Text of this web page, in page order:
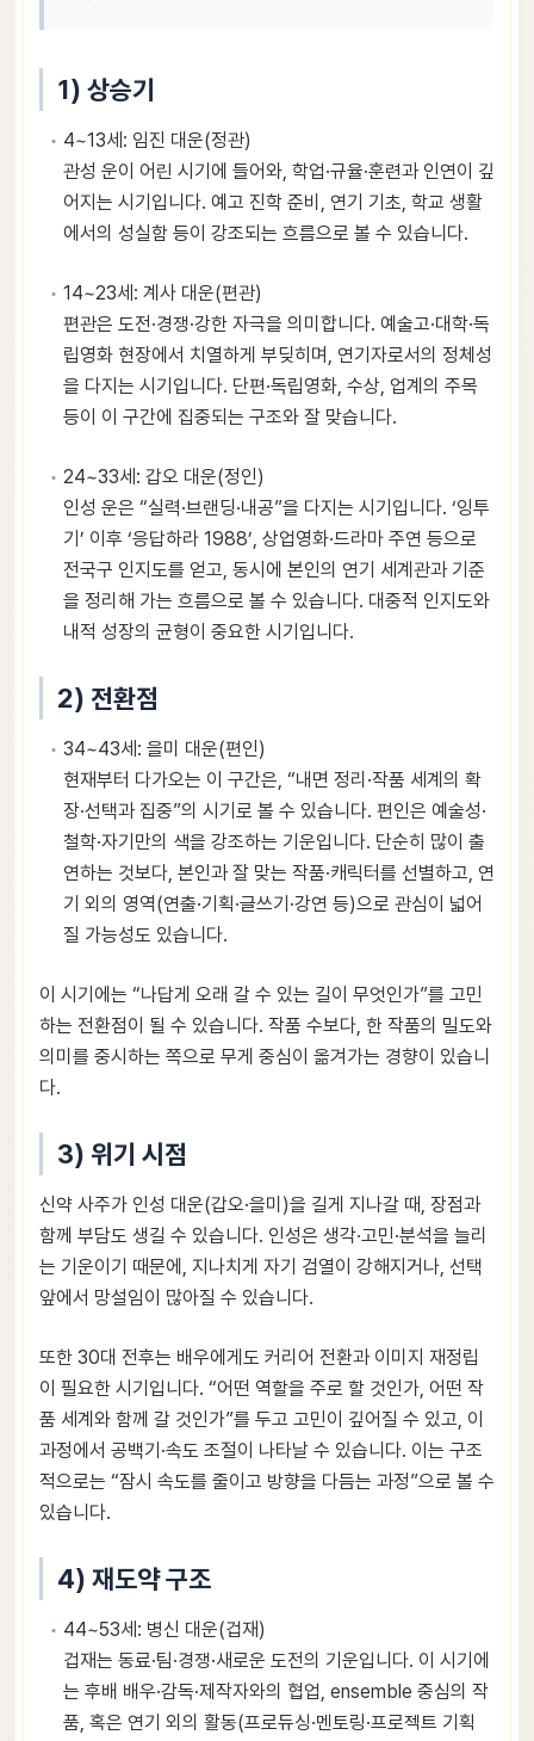
1) 상승기
4~13세: 임진 대운(정관)
관성 운이 어린 시기에 들어와, 학업·규율·훈련과 인연이 깊
어지는 시기입니다. 예고 진학 준비, 연기 기초, 학교 생활
에서의 성실함 등이 강조되는 흐름으로 볼 수 있습니다.
14~23세: 계사 대운(편관)
편관은 도전·경쟁·강한 자극을 의미합니다. 예술고·대학·독
립영화 현장에서 치열하게 부딪히며, 연기자로서의 정체성
을 다지는 시기입니다. 단편·독립영화, 수상, 업계의 주목
등이 이 구간에 집중되는 구조와 잘 맞습니다.
24~33세: 갑오 대운(정인)
인성 운은 “실력·브랜딩·내공”을 다지는 시기입니다. ‘잉투
기’ 이후 ‘응답하라 1988’, 상업영화·드라마 주연 등으로
전국구 인지도를 얻고, 동시에 본인의 연기 세계관과 기준
을 정리해 가는 흐름으로 볼 수 있습니다. 대중적 인지도와
내적 성장의 균형이 중요한 시기입니다.
2) 전환점
34~43세: 을미 대운(편인)
현재부터 다가오는 이 구간은, “내면 정리·작품 세계의 확
장·선택과 집중”의 시기로 볼 수 있습니다. 편인은 예술성·
철학·자기만의 색을 강조하는 기운입니다. 단순히 많이 출
연하는 것보다, 본인과 잘 맞는 작품·캐릭터를 선별하고, 연
기 외의 영역(연출·기획·글쓰기·강연 등)으로 관심이 넓어
질 가능성도 있습니다.
이 시기에는 “나답게 오래 갈 수 있는 길이 무엇인가”를 고민
하는 전환점이 될 수 있습니다. 작품 수보다, 한 작품의 밀도와
의미를 중시하는 쪽으로 무게 중심이 옮겨가는 경향이 있습니
다.
3) 위기 시점
신약 사주가 인성 대운(갑오·을미)을 길게 지나갈 때, 장점과
함께 부담도 생길 수 있습니다. 인성은 생각·고민·분석을 늘리
는 기운이기 때문에, 지나치게 자기 검열이 강해지거나, 선택
앞에서 망설임이 많아질 수 있습니다.
또한 30대 전후는 배우에게도 커리어 전환과 이미지 재정립
이 필요한 시기입니다. “어떤 역할을 주로 할 것인가, 어떤 작
품 세계와 함께 갈 것인가”를 두고 고민이 깊어질 수 있고, 이
과정에서 공백기·속도 조절이 나타날 수 있습니다. 이는 구조
적으로는 “잠시 속도를 줄이고 방향을 다듬는 과정”으로 볼 수
있습니다.
4) 재도약 구조
44~53세: 병신 대운(겁재)
겁재는 동료·팀·경쟁·새로운 도전의 기운입니다. 이 시기에
는 후배 배우·감독·제작자와의 협업, ensemble 중심의 작
품, 혹은 연기 외의 활동(프로듀싱·멘토링·프로젝트 기획